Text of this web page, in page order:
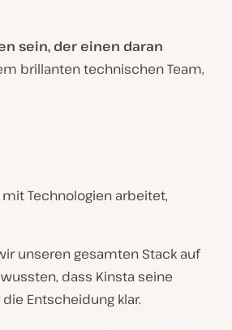
sein, der einen daran
brillanten technischen Team,
Technologien arbeitet,
unseren gesamten Stack auf
dass Kinsta seine
Entscheidung klar.